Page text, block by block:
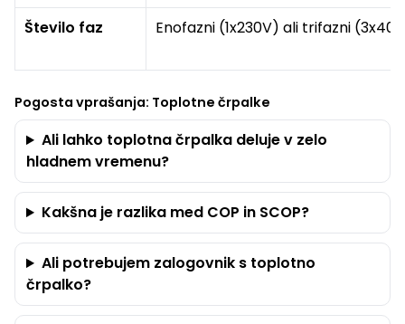
Število faz Enofazni (1x230V) ali trifazni
Pogosta vprašanja: Toplotne črpalke
Ali lahko toplotna črpalka deluje v zelo
hladnem vremenu?
Kakšna je razlika med COP in SCOP?
Ali potrebujem zalogovnik s toplotno
črpalko?